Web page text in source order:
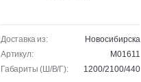
Доставка из:
Новосибирска
Артикул:
M01611
Габариты (Ш/В/Г):
1200/2100/440